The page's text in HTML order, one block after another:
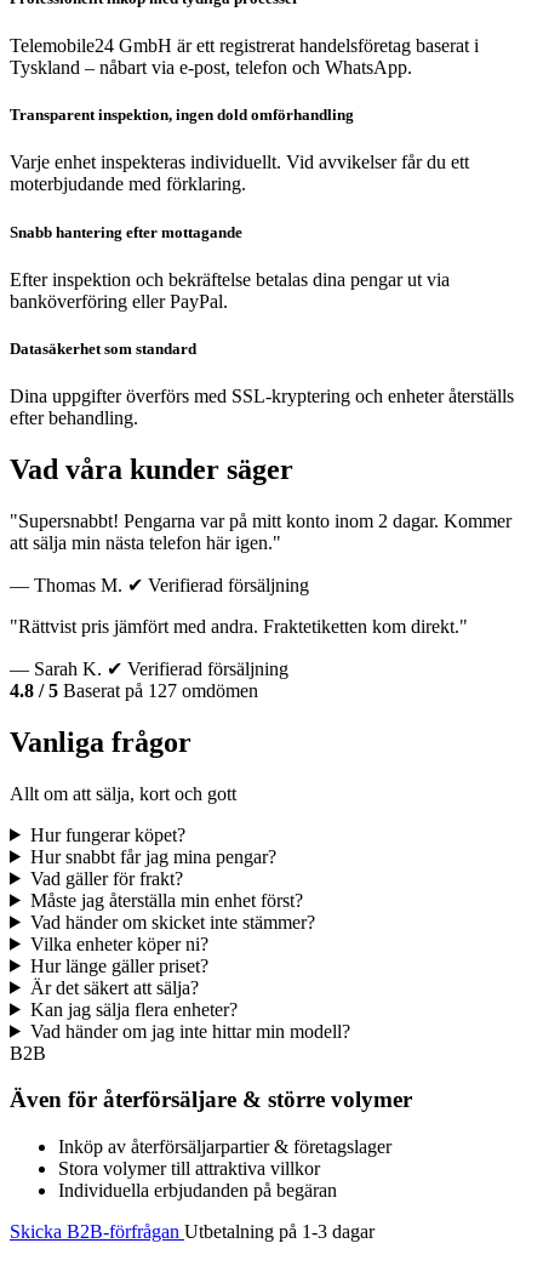
Telemobile24 GmbH är ett registrerat handelsföretag baserat i
Tyskland – nåbart via e-post, telefon och WhatsApp.
Transparent inspektion, ingen dold omförhandling
Varje enhet inspekteras individuellt. Vid avvikelser får du ett
moterbjudande med förklaring.
Snabb hantering efter mottagande
Efter inspektion och bekräftelse betalas dina pengar ut via
banköverföring eller PayPal.
Datasäkerhet som standard
Dina uppgifter överförs med SSL-kryptering och enheter återställs
efter behandling.
Vad våra kunder säger
"Supersnabbt! Pengarna var på mitt konto inom 2 dagar. Kommer
att sälja min nästa telefon här igen."
— Thomas M. ✔ Verifierad försäljning
"Rättvist pris jämfört med andra. Fraktetiketten kom direkt."
— Sarah K. ✔ Verifierad försäljning
4.8 / 5 Baserat på 127 omdömen
Vanliga frågor
Allt om att sälja, kort och gott
Hur fungerar köpet?
Hur snabbt får jag mina pengar?
Vad gäller för frakt?
Måste jag återställa min enhet först?
Vad händer om skicket inte stämmer?
Vilka enheter köper ni?
Hur länge gäller priset?
Är det säkert att sälja?
Kan jag sälja flera enheter?
Vad händer om jag inte hittar min modell?
B2B
Även för återförsäljare & större volymer
Inköp av återförsäljarpartier & företagslager
Stora volymer till attraktiva villkor
Individuella erbjudanden på begäran
Skicka B2B-förfrågan Utbetalning på 1-3 dagar